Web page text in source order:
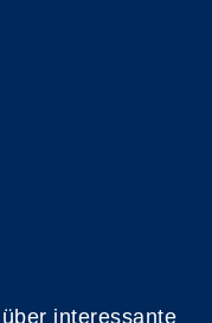
interessante